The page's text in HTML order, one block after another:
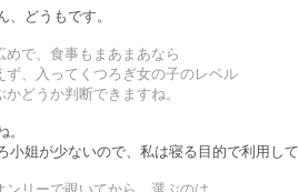
、どうもです。
めで、食事もまあまあなら
ず、入ってくつろぎ女の子のレベル
かどうか判断できますね。
。
小姐が少ないので、私は寝る目的で利用し